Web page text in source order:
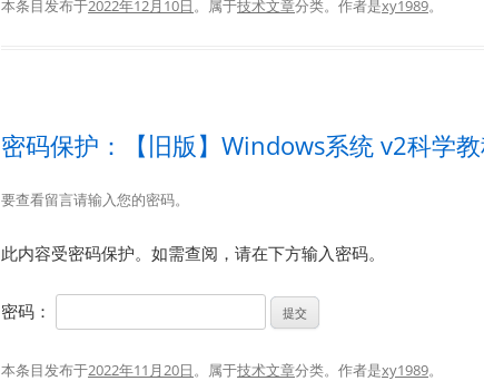
本条目发布于2022年12月10日。属于技术文章分类。 作者是xy1989。
密码保护：【旧版】Windows系统 v2科学
要查看留言请输入您的密码。
此内容受密码保护。如需查阅，请在下方输入密码。
密码：
本条目发布于2022年11月20日。属于技术文章分类。 作者是xy1989。